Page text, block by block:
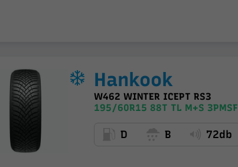
Hankook
W462 WINTER ICEPT RS3
195/60R15 88T TL M+S 3PMSF
D B 72db